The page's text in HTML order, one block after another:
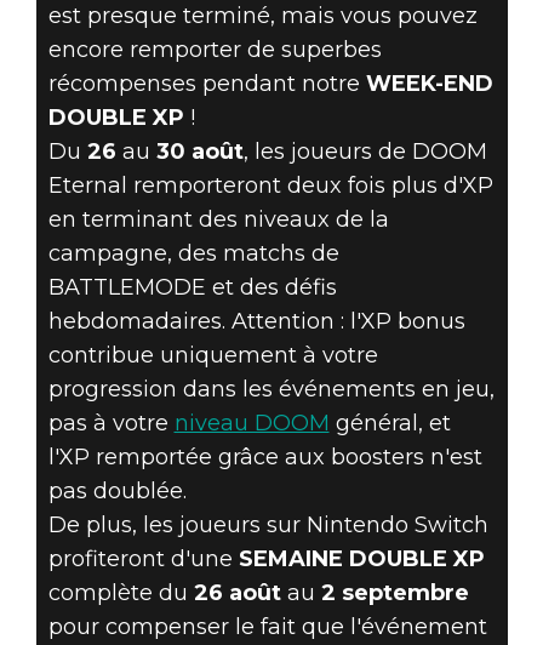
RENFORCEZ
VOS
RÉCOMPENSES
D'XP AVEC UN
WEEK-END
DOUBLE XP
est presque terminé, mais vous pouvez
encore remporter de superbes
récompenses pendant notre WEEK-END
DOUBLE XP !
Du 26 au 30 août, les joueurs de DOOM
Eternal remporteront deux fois plus d'XP
en terminant des niveaux de la
campagne, des matchs de
BATTLEMODE et des défis
hebdomadaires. Attention : l'XP bonus
contribue uniquement à votre
progression dans les événements en jeu,
pas à votre niveau DOOM général, et
l'XP remportée grâce aux boosters n'est
pas doublée.
De plus, les joueurs sur Nintendo Switch
profiteront d'une SEMAINE DOUBLE XP
complète du 26 aoûtau 2 septembre
pour compenser le fait que l'événement